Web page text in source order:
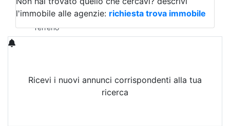
Qualsiasi
Terreno edificabile
Terreno
l'immobile alle agenzie: richiesta trova immobile
Ricevi i nuovi annunci corrispondenti alla tua
ricerca